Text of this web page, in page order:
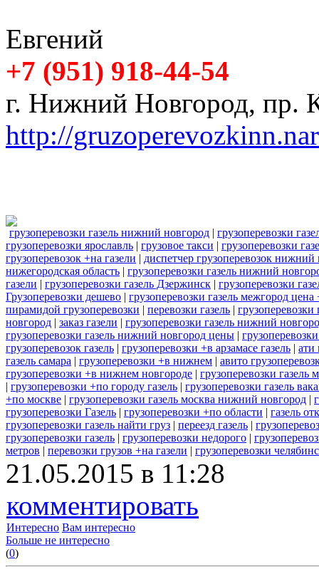
Евгений
+7 (951) 918-44-54
г. Нижний Новгород, пр.
http://
грузоперевозки газель нижний новгород | грузоперевозки
грузоперевозки ярославль | грузовое такси | грузоперевозки
грузоперевозок +на газели | диспетчер грузоперевозок нижний
нижегородская область | грузоперевозки газель нижний
газели | грузоперевозки газель Дзержинск | грузоперевозки
Грузоперевозки дешево | грузоперевозки газель межгород цена
пирамидой грузоперевозки | перевозки газель | грузоперевозки
новгород | заказ газели | грузоперевозки газель нижний
грузоперевозки газель нижний новгород цены |
грузоперевозок газель | грузоперевозки +в арзамасе газель | ати
газель самара | грузоперевозки +в нижнем | авито
грузоперевозки +в нижнем новгороде | грузоперевозки газель
| грузоперевозки +по городу газель | грузоперевозки газель
+по москве | грузоперевозки газель москва нижний новгород |
грузоперевозки Газель | грузоперевозки +по области | газель
грузоперевозки газель найти груз | переезд газель |
грузоперевозки газель | грузоперевозки недорого |
метров | перевозки грузов +на газели | грузоперевозки
21.05.2015 в 11:28
комментировать
Интересно Вам интересно
Больше не интересно
(0)